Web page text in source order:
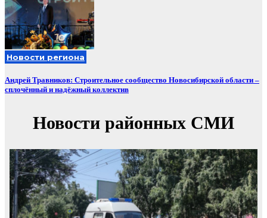
Новости региона
Андрей Травников: Строительное сообщество Новосибирской области –
сплочённый и надёжный коллектив